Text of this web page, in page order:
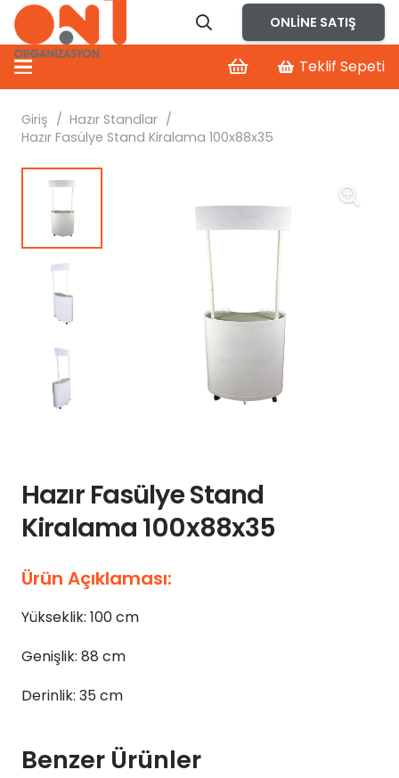
ONLINE SATIŞ
Teklif Sepeti
Giriş / Hazır Standlar /
Hazır Fasülye Stand Kiralama 100x88x35
Hazır Fasülye Stand
Kiralama 100x88x35
Ürün Açıklaması:
Yükseklik: 100 cm
Genişlik: 88 cm
Derinlik: 35 cm
Benzer Ürünler